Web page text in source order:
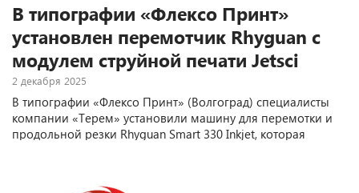
В типографии «Флексо Принт»
установлен перемотчик Rhyguan с
модулем струйной печати Jetsci
2 декабря 2025
В типографии «Флексо Принт» (Волгоград) специалисты
компании «Терем» установили машину для перемотки и
продольной резки Rhyguan Smart 330 Inkjet, которая